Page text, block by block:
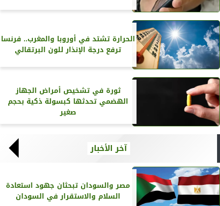
الحرارة تشتد في أوروبا والمغرب.. فرنسا
ترفع درجة الإنذار للون البرتقالي
ثورة في تشخيص أمراض الجهاز
الهضمي تحدثها كبسولة ذكية بحجم
صغير
آخر الأخبار
مصر والسودان تبحثان جهود استعادة
السلام والاستقرار في السودان